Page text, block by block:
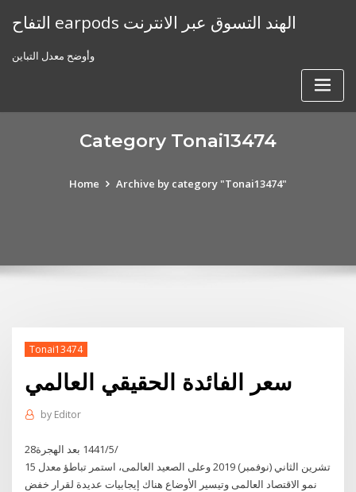
التفاح earpods الهند التسوق عبر الانترنت
وأوضح معدل التباين
Category Tonai13474
Home Archive by category "Tonai13474"
Tonai13474
سعر الفائدة الحقيقي العالمي
by Editor
28‏‏/5‏‏/1441 بعد الهجرة
15 تشرين الثاني (نوفمبر) 2019 وعلى الصعيد العالمى، استمر تباطؤ معدل
نمو الاقتصاد العالمى وتيسير الأوضاع هناك إيجابيات عديدة لقرار خفض